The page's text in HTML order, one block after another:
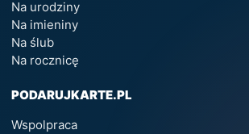
Na urodziny
Na imieniny
Na ślub
Na rocznicę
PODARUJKARTE.PL
Wspolpraca